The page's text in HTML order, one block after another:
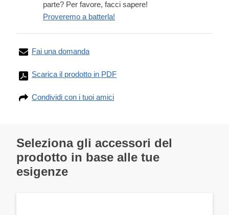
parte? Per favore, facci sapere!
Proveremo a batterla!
Fai una domanda
Scarica il prodotto in PDF
Condividi con i tuoi amici
Seleziona gli accessori del
prodotto in base alle tue
esigenze